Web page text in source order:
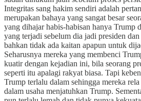
Integritas sang hakim sendiri adalah
merupakan bahaya yang sangat besar
yang dihajar habis-habisan hanya Trump
yang terjadi sebelum dia jadi presiden
bahkan tidak ada kaitan apapun untuk
Seharusnya mereka yang membenci
kuatir dengan kejadian ini, bila seorang
seperti itu apalagi rakyat biasa. Tapi
Trump terlalu dalam sehingga mereka
dalam usaha menjatuhkan Trump.